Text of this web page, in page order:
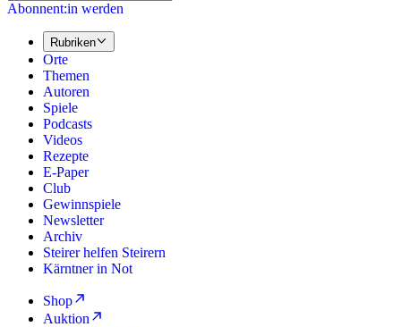
Abonnent:in werden
Rubriken
Orte
Themen
Autoren
Spiele
Podcasts
Videos
Rezepte
E-Paper
Club
Gewinnspiele
Newsletter
Archiv
Steirer helfen Steirern
Kärntner in Not
Shop
Auktion